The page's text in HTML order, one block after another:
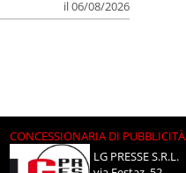
il 06/08/2026
CONCESSIONARIA DI PUBBLICITÀ
LG PRESSE S.R.L.